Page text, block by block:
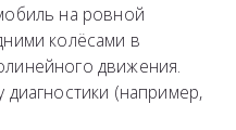
на ровной
колёсами в
движения.
диагностики (например,